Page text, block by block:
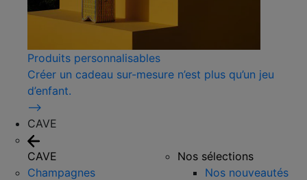
Produits personnalisables
Créer un cadeau sur-mesure n’est plus qu’un jeu
d’enfant.
⟶
CAVE
CAVE
Champagnes
Nos sélections
Nos nouveautés